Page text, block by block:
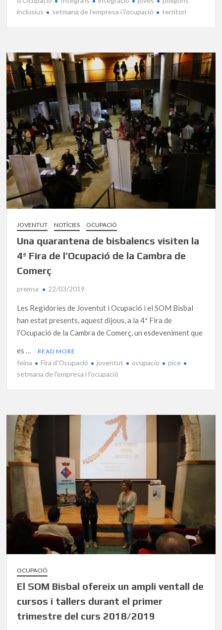
inclusius
setmana de l'empresa i l'ocupació territori
JOVENTUT NOTÍCIES OCUPACIÓ
Una quarantena de bisbalencs visiten la
4ª Fira de l’Ocupació de la Cambra de
Comerç
premsa 22/03/2019
Les Regidories de Joventut i Ocupació i el SOM Bisbal
han estat presents, aquest dijous, a la 4ª Fira de
l’Ocupació de la Cambra de Comerç, un esdeveniment que
es …
READ MORE
feina Fira d'Ocupació joventut ocupacio
pice
setmana de l'empresa i l'ocupació
OCUPACIÓ
El SOM Bisbal ofereix un ampli ventall de
cursos i tallers durant el primer
trimestre del curs 2018/2019